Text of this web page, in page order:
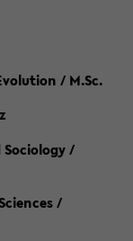
/ M.Sc.
/
/